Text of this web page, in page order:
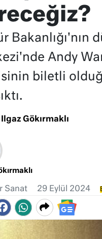
Bakanlığı'nın
Andy
biletli
Ilgaz Gökırmaklı
Sanat 29 Eylül 2024